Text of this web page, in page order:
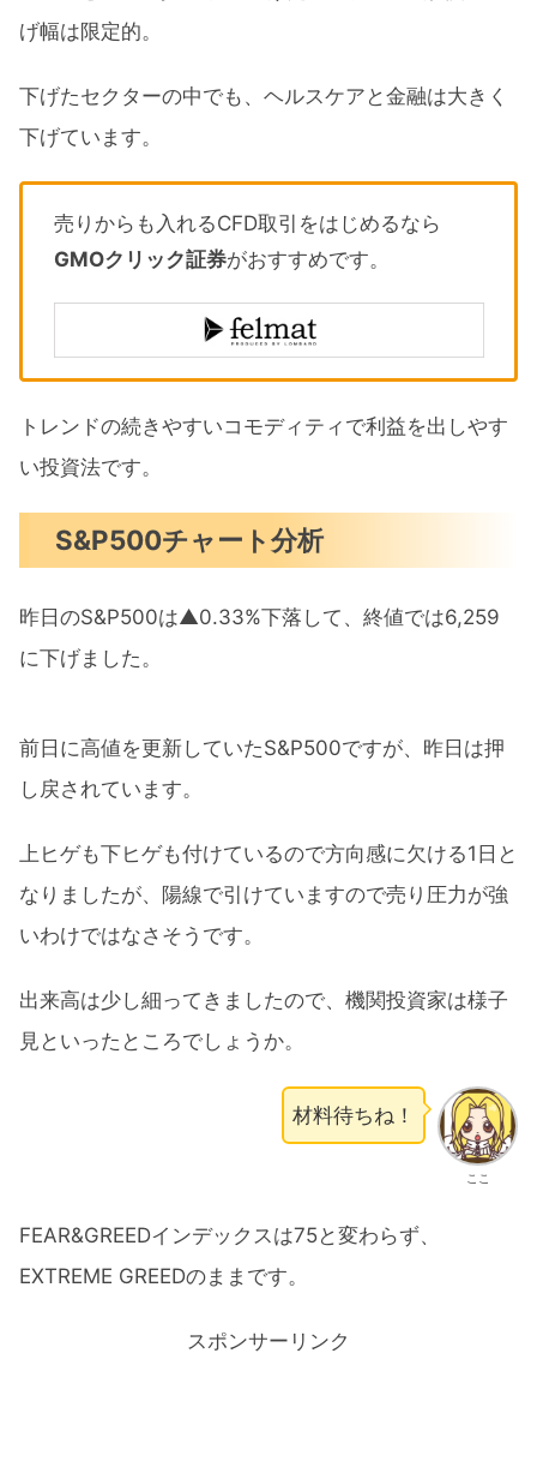
げ幅は限定的。
下げたセクターの中でも、ヘルスケアと金融は大きく
下げています。
売りからも入れるCFD取引をはじめるなら
GMOクリック証券がおすすめです。
トレンドの続きやすいコモディティで利益を出しやす
い投資法です。
S&P500チャート分析
昨日のS&P500は▲0.33%下落して、終値では6,259
に下げました。
前日に高値を更新していたS&P500ですが、昨日は押
し戻されています。
上ヒゲも下ヒゲも付けているので方向感に欠ける1日と
なりましたが、陽線で引けていますので売り圧力が強
いわけではなさそうです。
出来高は少し細ってきましたので、機関投資家は様子
見といったところでしょうか。
ここ
材料待ちね！
FEAR&GREEDインデックスは75と変わらず、
EXTREME GREEDのままです。
スポンサーリンク